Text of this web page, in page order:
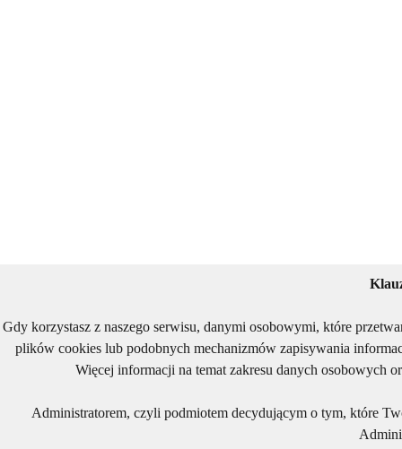
Gdy korzystasz z naszego serwisu, danymi osobowymi, które
plików cookies lub podobnych mechanizmów zapisywania
Więcej informacji na temat zakresu danych osobowych
Administratorem, czyli podmiotem decydującym o tym, które